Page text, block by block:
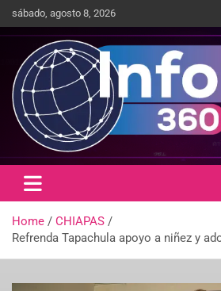
sábado, agosto 8, 2026
infored360.mx
Un giro en la información
Home
CHIAPAS
Refrenda Tapachula apoyo a niñez y